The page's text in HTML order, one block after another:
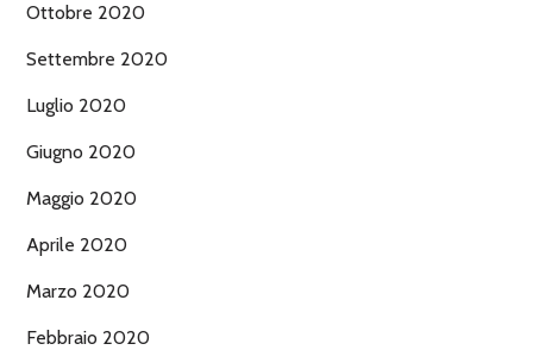
Ottobre 2020
Settembre 2020
Luglio 2020
Giugno 2020
Maggio 2020
Aprile 2020
Marzo 2020
Febbraio 2020